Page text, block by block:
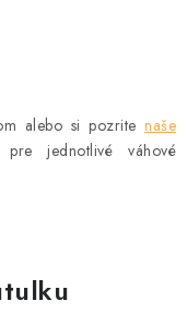
alebo si pozrite naše
pre jednotlivé váhové